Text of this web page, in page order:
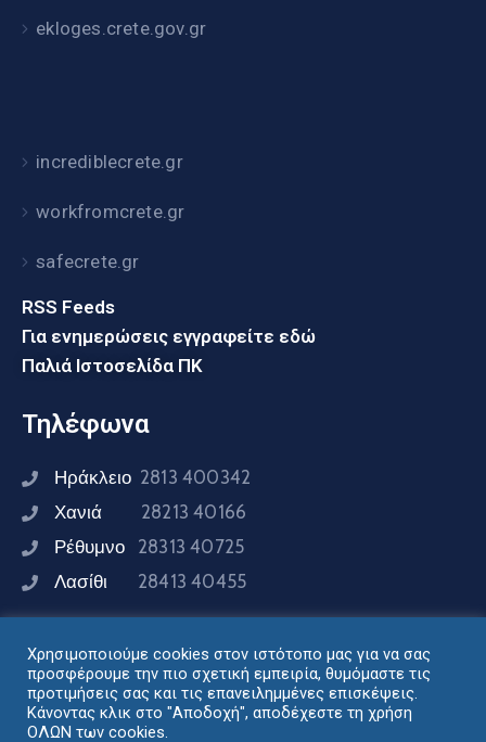
ekloges.crete.gov.gr
incrediblecrete.gr
workfromcrete.gr
safecrete.gr
RSS Feeds
Για ενημερώσεις εγγραφείτε εδώ
Παλιά Ιστοσελίδα ΠΚ
Τηλέφωνα
Ηράκλειο 2813 400342
Χανιά 28213 40166
Ρέθυμνο 28313 40725
Λασίθι 28413 40455
Συνδεθείτε μαζί μας
Χρησιμοποιούμε cookies στον ιστότοπο μας για να σας
προσφέρουμε την πιο σχετική εμπειρία, θυμόμαστε τις
προτιμήσεις σας και τις επανειλημμένες επισκέψεις.
Κάνοντας κλικ στο "Αποδοχή", αποδέχεστε τη χρήση
ΟΛΩΝ των cookies.